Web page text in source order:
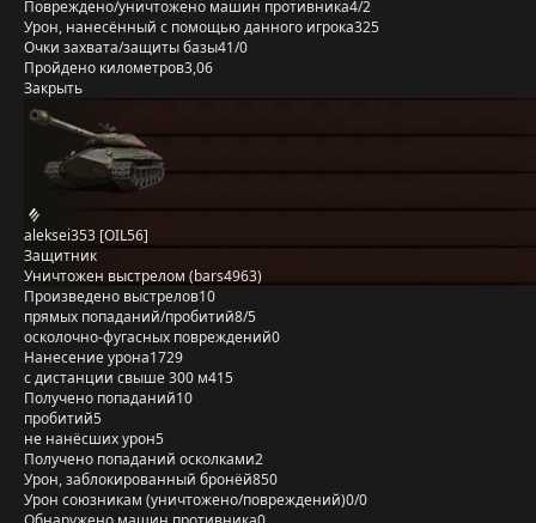
Повреждено/уничтожено машин противника4/2
Урон, нанесённый с помощью данного игрока325
Очки захвата/защиты базы41/0
Пройдено километров3,06
Закрыть
aleksei353 [OIL56]
Защитник
Уничтожен выстрелом (bars4963)
Произведено выстрелов10
прямых попаданий/пробитий8/5
осколочно-фугасных повреждений0
Нанесение урона1729
с дистанции свыше 300 м415
Получено попаданий10
пробитий5
не нанёсших урон5
Получено попаданий осколками2
Урон, заблокированный бронёй850
Урон союзникам (уничтожено/повреждений)0/0